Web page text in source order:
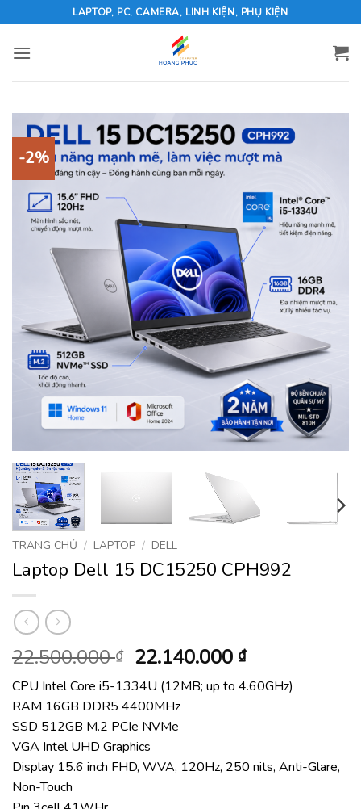
to
content
LAPTOP, PC, CAMERA, LINH KIỆN, PHỤ KIỆN
-2%
TRANG CHỦ / LAPTOP / DELL
Laptop Dell 15 DC15250 CPH992
22.500.000₫ Giá
gốc
là:
22.500.000 ₫.
22.140.000 ₫Giá
hiện
tại
CPU Intel Core i5-1334U (12MB; up to 4.60GHz)
RAM 16GB DDR5 4400MHz
SSD 512GB M.2 PCIe NVMe
VGA Intel UHD Graphics
Display 15.6 inch FHD, WVA, 120Hz, 250 nits, Anti-Glare,
Non-Touch